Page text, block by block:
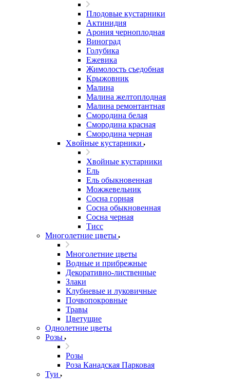
Плодовые кустарники
Актинидия
Арония черноплодная
Виноград
Голубика
Ежевика
Жимолость съедобная
Крыжовник
Малина
Малина желтоплодная
Малина ремонтантная
Смородина белая
Смородина красная
Смородина черная
Хвойные кустарники
Хвойные кустарники
Ель
Ель обыкновенная
Можжевельник
Сосна горная
Сосна обыкновенная
Сосна черная
Тисс
Многолетние цветы
Многолетние цветы
Водные и прибрежные
Декоративно-лиственные
Злаки
Клубневые и луковичные
Почвопокровные
Травы
Цветущие
Однолетние цветы
Розы
Розы
Роза Канадская Парковая
Туи